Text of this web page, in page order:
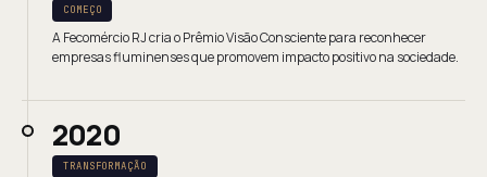
COMEÇO
A Fecomércio RJ cria o Prêmio Visão Consciente para reconhecer
empresas fluminenses que promovem impacto positivo na sociedade.
2020
TRANSFORMAÇÃO